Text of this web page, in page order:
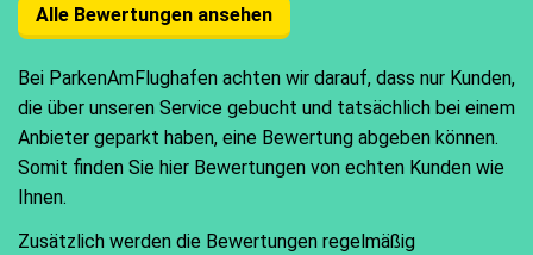
Alle Bewertungen ansehen
Bei ParkenAmFlughafen achten wir darauf, dass nur Kunden,
die über unseren Service gebucht und tatsächlich bei einem
Anbieter geparkt haben, eine Bewertung abgeben können.
Somit finden Sie hier Bewertungen von echten Kunden wie
Ihnen.
Zusätzlich werden die Bewertungen regelmäßig